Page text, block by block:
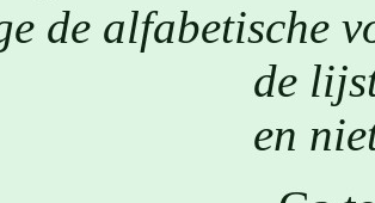
de alfabetische
de
en